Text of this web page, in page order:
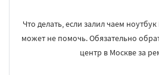
Что делать, если залил чаем
может не помочь. Обязательно
центр в Москве за